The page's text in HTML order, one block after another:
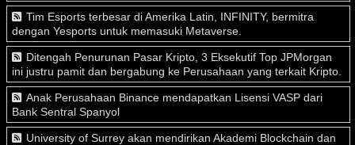
Tim Esports terbesar di Amerika Latin, INFINITY, bermitra
dengan Yesports untuk memasuki Metaverse.
Ditengah Penurunan Pasar Kripto, 3 Eksekutif Top JPMorgan
ini justru pamit dan bergabung ke Perusahaan yang terkait Kripto.
Anak Perusahaan Binance mendapatkan Lisensi VASP dari
Bank Sentral Spanyol
University of Surrey akan mendirikan Akademi Blockchain dan